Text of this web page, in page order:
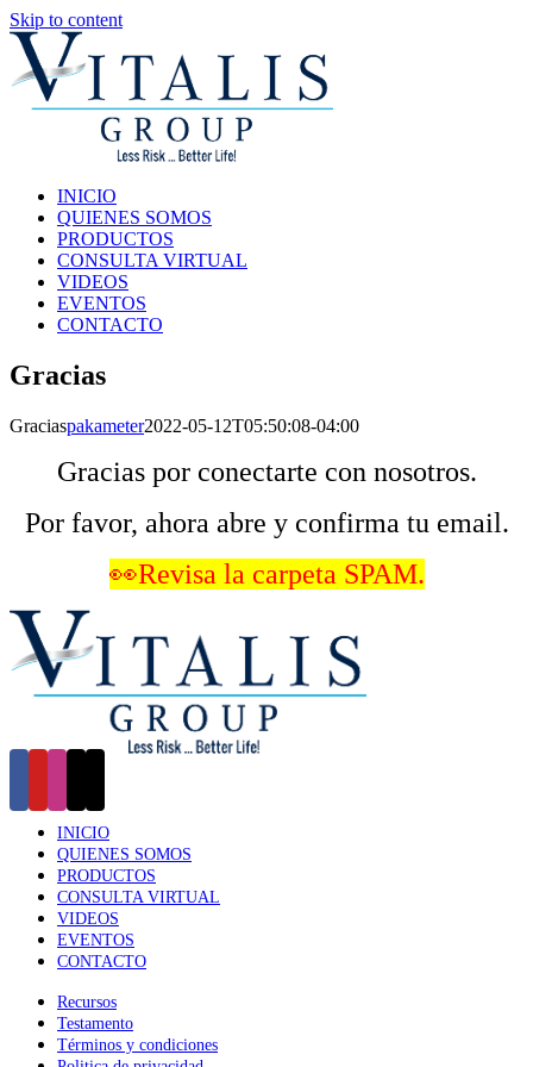
Skip to content
INICIO
QUIENES SOMOS
PRODUCTOS
CONSULTA VIRTUAL
VIDEOS
EVENTOS
CONTACTO
Gracias
Graciaspakameter2022-05-12T05:50:08-04:00
Gracias por conectarte con nosotros.
Por favor, ahora abre y confirma tu email.
👀Revisa la carpeta SPAM.
INICIO
QUIENES SOMOS
PRODUCTOS
CONSULTA VIRTUAL
VIDEOS
EVENTOS
CONTACTO
Recursos
Testamento
Términos y condiciones